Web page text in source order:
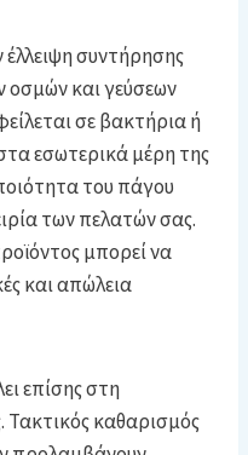
συντήρησης
οσμών και γεύσεων
σε βακτήρια ή
εσωτερικά μέρη της
του πάγου
των πελατών σας.
μπορεί να
και απώλεια
επίσης στη
καθαρισμός